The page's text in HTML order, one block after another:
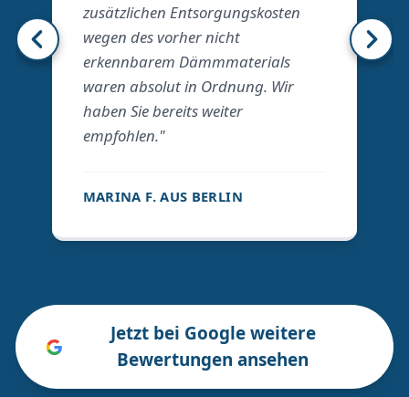
zusätzlichen Entsorgungskosten
wegen des vorher nicht
erkennbarem Dämmmaterials
waren absolut in Ordnung. Wir
haben Sie bereits weiter
empfohlen."
MARINA F. AUS BERLIN
Jetzt bei Google weitere
Bewertungen ansehen